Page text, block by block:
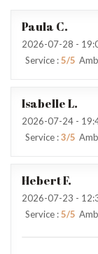
Paula C
2026-07-28 -
Service :5/5
IsabelleL
2026-07-24 -
Service :3/5
HebertF
2026-07-23 -
Service :5/5